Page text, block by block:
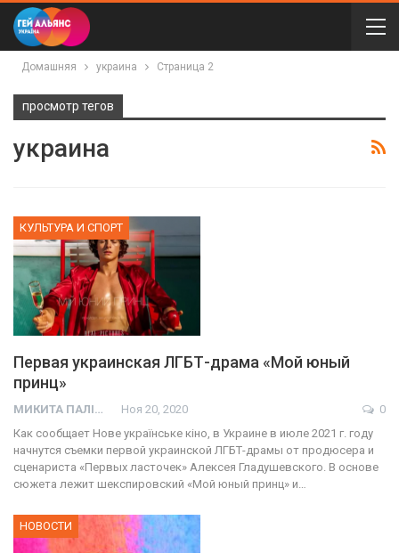
Домашняя украина Страница 2
просмотр тегов
украина
КУЛЬТУРА И СПОРТ
Первая украинская ЛГБТ-драма «Мой юный
принц»
МИКИТА ПАЛІЙ Ноя 20, 2020
0
Как сообщает Нове українське кіно, в Украине в июле 2021 г. году
начнутся съемки первой украинской ЛГБТ-драмы от продюсера и
сценариста «Первых ласточек» Алексея Гладушевского. В основе
сюжета лежит шекспировский «Мой юный принц» и…
НОВОСТИ